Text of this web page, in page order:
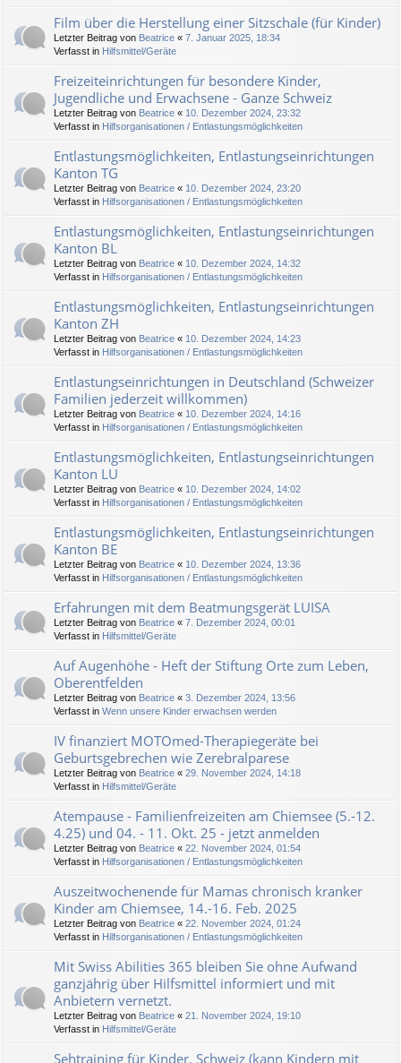
Film über die Herstellung einer Sitzschale (für Kinder)
Letzter Beitrag von Beatrice « 7. Januar 2025, 18:34
Verfasst in Hilfsmittel/Geräte
Freizeiteinrichtungen für besondere Kinder,
Jugendliche und Erwachsene - Ganze Schweiz
Letzter Beitrag von Beatrice « 10. Dezember 2024, 23:32
Verfasst in Hilfsorganisationen / Entlastungsmöglichkeiten
Entlastungsmöglichkeiten, Entlastungseinrichtungen
Kanton TG
Letzter Beitrag von Beatrice « 10. Dezember 2024, 23:20
Verfasst in Hilfsorganisationen / Entlastungsmöglichkeiten
Entlastungsmöglichkeiten, Entlastungseinrichtungen
Kanton BL
Letzter Beitrag von Beatrice « 10. Dezember 2024, 14:32
Verfasst in Hilfsorganisationen / Entlastungsmöglichkeiten
Entlastungsmöglichkeiten, Entlastungseinrichtungen
Kanton ZH
Letzter Beitrag von Beatrice « 10. Dezember 2024, 14:23
Verfasst in Hilfsorganisationen / Entlastungsmöglichkeiten
Entlastungseinrichtungen in Deutschland (Schweizer
Familien jederzeit willkommen)
Letzter Beitrag von Beatrice « 10. Dezember 2024, 14:16
Verfasst in Hilfsorganisationen / Entlastungsmöglichkeiten
Entlastungsmöglichkeiten, Entlastungseinrichtungen
Kanton LU
Letzter Beitrag von Beatrice « 10. Dezember 2024, 14:02
Verfasst in Hilfsorganisationen / Entlastungsmöglichkeiten
Entlastungsmöglichkeiten, Entlastungseinrichtungen
Kanton BE
Letzter Beitrag von Beatrice « 10. Dezember 2024, 13:36
Verfasst in Hilfsorganisationen / Entlastungsmöglichkeiten
Erfahrungen mit dem Beatmungsgerät LUISA
Letzter Beitrag von Beatrice « 7. Dezember 2024, 00:01
Verfasst in Hilfsmittel/Geräte
Auf Augenhöhe - Heft der Stiftung Orte zum Leben,
Oberentfelden
Letzter Beitrag von Beatrice « 3. Dezember 2024, 13:56
Verfasst in Wenn unsere Kinder erwachsen werden
IV finanziert MOTOmed-Therapiegeräte bei
Geburtsgebrechen wie Zerebralparese
Letzter Beitrag von Beatrice « 29. November 2024, 14:18
Verfasst in Hilfsmittel/Geräte
Atempause - Familienfreizeiten am Chiemsee (5.-12.
4.25) und 04. - 11. Okt. 25 - jetzt anmelden
Letzter Beitrag von Beatrice « 22. November 2024, 01:54
Verfasst in Hilfsorganisationen / Entlastungsmöglichkeiten
Auszeitwochenende für Mamas chronisch kranker
Kinder am Chiemsee, 14.-16. Feb. 2025
Letzter Beitrag von Beatrice « 22. November 2024, 01:24
Verfasst in Hilfsorganisationen / Entlastungsmöglichkeiten
Mit Swiss Abilities 365 bleiben Sie ohne Aufwand
ganzjährig über Hilfsmittel informiert und mit
Anbietern vernetzt.
Letzter Beitrag von Beatrice « 21. November 2024, 19:10
Verfasst in Hilfsmittel/Geräte
Sehtraining für Kinder, Schweiz (kann Kindern mit